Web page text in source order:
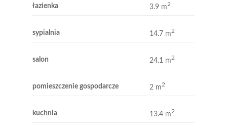
łazienka 3.9 m2
sypialnia 14.7 m2
salon 24.1 m2
pomieszczenie gospodarcze 2 m2
kuchnia 13.4 m2